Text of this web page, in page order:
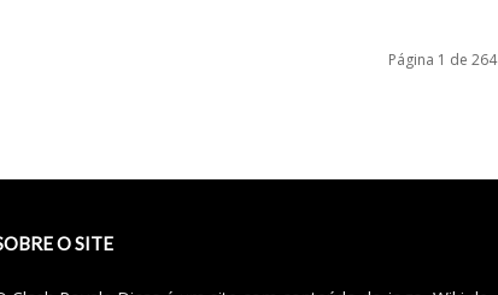
Página 1 de 264
O SITE